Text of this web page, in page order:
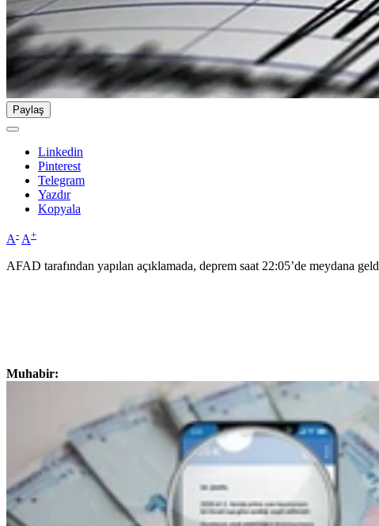
Paylaş
Linkedin
Pinterest
Telegram
Yazdır
Kopyala
A- A+
AFAD tarafından yapılan açıklamada, deprem saat 22:05’de
Muhabir: